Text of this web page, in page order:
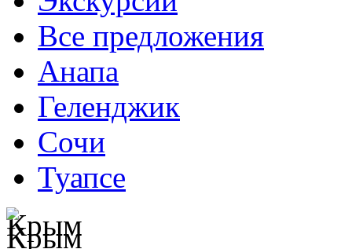
Все предложения
Анапа
Геленджик
Сочи
Туапсе
Крым